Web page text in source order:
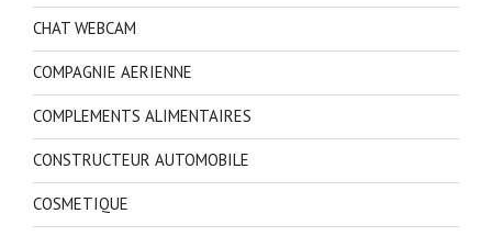
CHAT WEBCAM
COMPAGNIE AERIENNE
COMPLEMENTS ALIMENTAIRES
CONSTRUCTEUR AUTOMOBILE
COSMETIQUE